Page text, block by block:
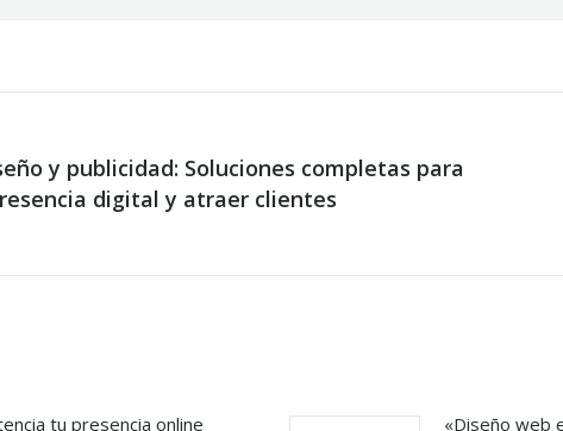
y publicidad: Soluciones completas para
digital y atraer clientes
tu presencia online
«Diseño web